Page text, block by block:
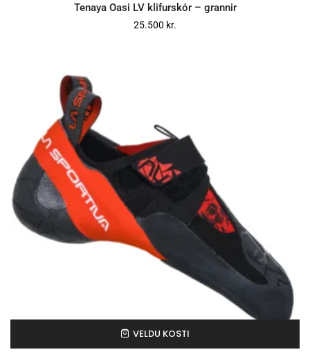
Tenaya Oasi LV klifurskór – grannir
25.500 kr.
VELDU KOSTI